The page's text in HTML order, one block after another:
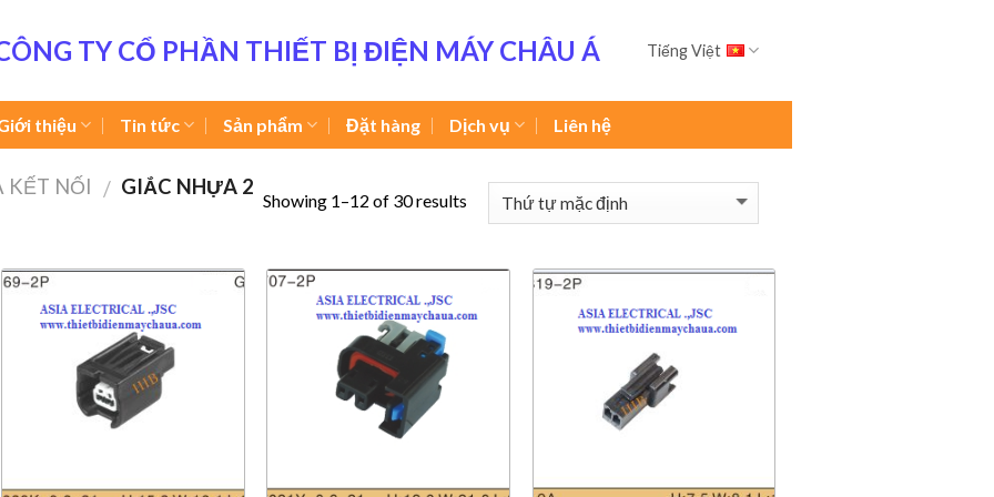
TY CỔ PHẦN THIẾT BỊ ĐIỆN MÁY CHÂU Á Tiếng Việt
thiệu Tin tức Sản phẩm Đặt hàng Dịch vụ Liên hệ
KẾT NỐI / GIẮC NHỰA 2
Showing 1–12 of 30 results